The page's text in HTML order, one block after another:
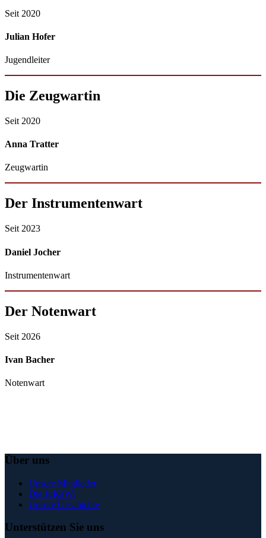
Seit 2020
Julian Hofer
Jugendleiter
Die Zeugwartin
Seit 2020
Anna Tratter
Zeugwartin
Der Instrumentenwart
Seit 2023
Daniel Jocher
Instrumentenwart
Der Notenwart
Seit 2026
Ivan Bacher
Notenwart
Über uns
Unsere Mitglieder
Die JuKaWi
Unsere Geschichte
Unterstützen Sie uns